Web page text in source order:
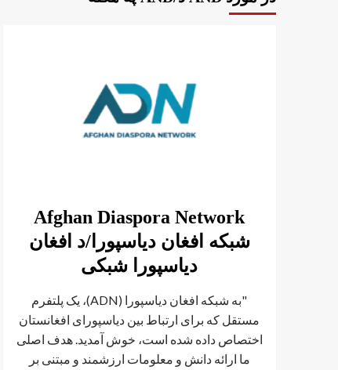
Afghan Diaspora Network
شبکه افغان دیاسپورا/د افغان
دیاسپورا شبکی
"به شبکه افغان دیاسپورا (ADN)، یک پلتفرم
مستقل که برای ارتباط بین دیاسپورای افغانستان
اختصاص داده شده است، خوش آمدید. هدف اصلی
ما ارائه دانش و معلومات ارزشمند و مبتنی بر